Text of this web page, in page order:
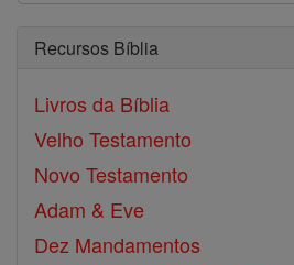
Recursos Bíblia
Livros da Bíblia
Velho Testamento
Novo Testamento
Adam & Eve
Dez Mandamentos